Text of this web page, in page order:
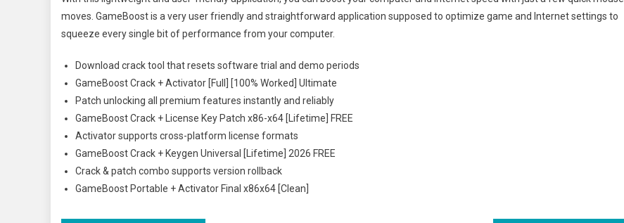
moves. GameBoost is a very user friendly and straightforward application supposed to optimize game and Internet settings to
squeeze every single bit of performance from your computer.
Download crack tool that resets software trial and demo periods
GameBoost Crack + Activator [Full] [100% Worked] Ultimate
Patch unlocking all premium features instantly and reliably
GameBoost Crack + License Key Patch x86-x64 [Lifetime] FREE
Activator supports cross-platform license formats
GameBoost Crack + Keygen Universal [Lifetime] 2026 FREE
Crack & patch combo supports version rollback
GameBoost Portable + Activator Final x86x64 [Clean]